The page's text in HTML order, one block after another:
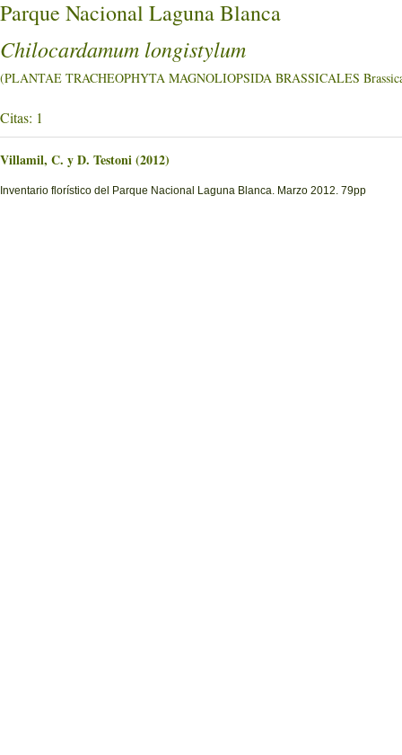
Parque Nacional Laguna Blanca
Chilocardamum longistylum
(PLANTAE TRACHEOPHYTA MAGNOLIOPSIDA BRASSICALES
Citas: 1
Villamil, C. y D. Testoni (2012)
Inventario florístico del Parque Nacional Laguna Blanca. Marzo 2012. 79pp